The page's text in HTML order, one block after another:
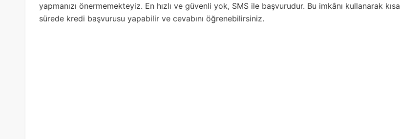
yapmanızı önermemekteyiz. En hızlı ve güvenli yok, SMS ile başvurudur. Bu imkânı kullanarak kısa
sürede kredi başvurusu yapabilir ve cevabını öğrenebilirsiniz.